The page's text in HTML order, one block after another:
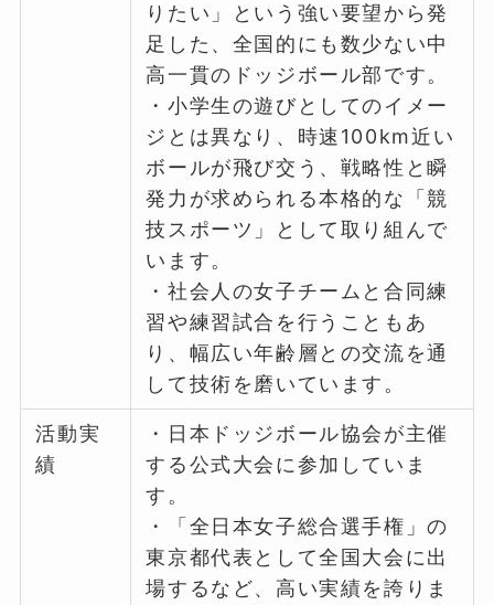
りたい」という強い要望から発
足した、全国的にも数少ない中
高一貫のドッジボール部です。
・小学生の遊びとしてのイメー
ジとは異なり、時速100km近い
ボールが飛び交う、戦略性と瞬
発力が求められる本格的な「競
技スポーツ」として取り組んで
います。
・社会人の女子チームと合同練
習や練習試合を行うこともあ
り、幅広い年齢層との交流を通
して技術を磨いています。
活動実
績
・日本ドッジボール協会が主催
する公式大会に参加していま
す。
・「全日本女子総合選手権」の
東京都代表として全国大会に出
場するなど、高い実績を誇りま